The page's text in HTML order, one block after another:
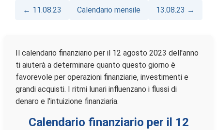
← 11.08.23 Calendario mensile 13.08.23 →
Il calendario finanziario per il 12 agosto 2023 dell'anno
ti aiuterà a determinare quanto questo giorno è
favorevole per operazioni finanziarie, investimenti e
grandi acquisti. I ritmi lunari influenzano i flussi di
denaro e l'intuizione finanziaria.
Calendario finanziario per il 12